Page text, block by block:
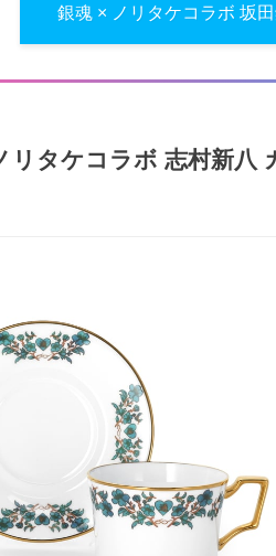
銀魂 × ノリタケコラボ 坂
リタケコラボ 志村新八